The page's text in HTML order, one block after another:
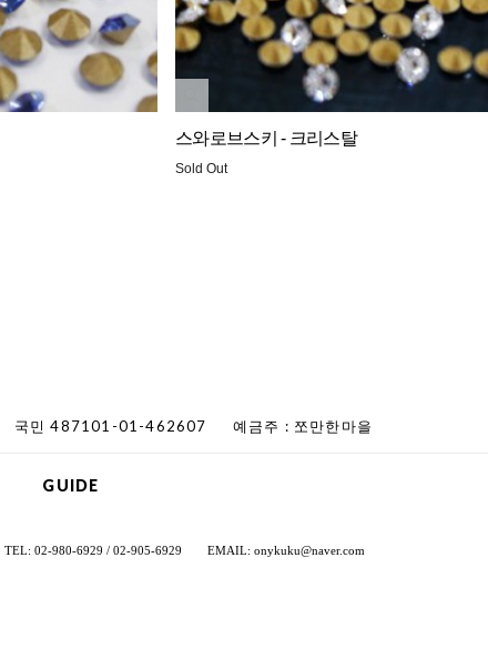
스와로브스키 - 크리스탈
Sold Out
국민 487101-01-462607 예금주 : 쪼만한마을
GUIDE
TEL: 02-980-6929 / 02-905-6929
EMAIL: onykuku@naver.com